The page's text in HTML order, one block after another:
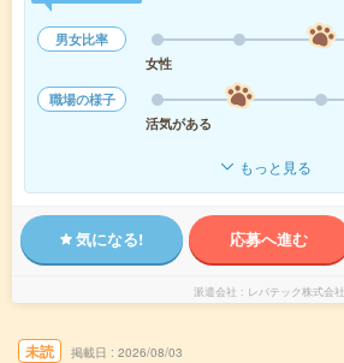
男女比率
女性
職場の様子
活気がある
もっと見る
気になる! 応募へ進む
派遣会社 レバテック株式会社
未読 掲載日 2026/08/03